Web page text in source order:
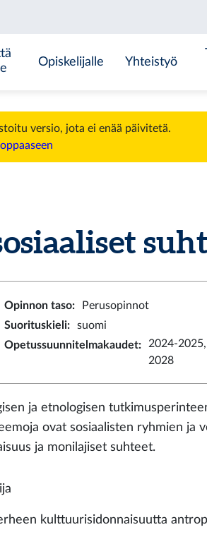
Opiskelijalle Yhteistyö
versio, jota ei enää päivitetä.
Opinnon taso:
Perusopinnot
Suorituskieli:
suomi
Opetussuunnitelmakaudet:
2024-
2028
ja etnologisen
ovat sosiaalisten ryhmien ja
ja monilajiset suhteet.
kulttuurisidonnaisuutta